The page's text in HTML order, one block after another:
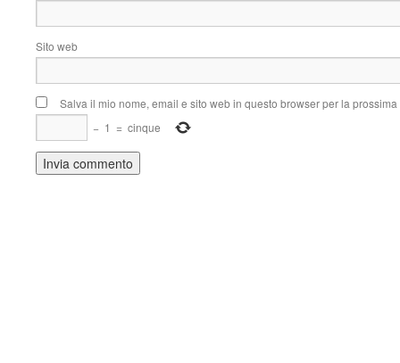
Sito web
Salva il mio nome, email e sito web in questo browser per la
− 1 = cinque